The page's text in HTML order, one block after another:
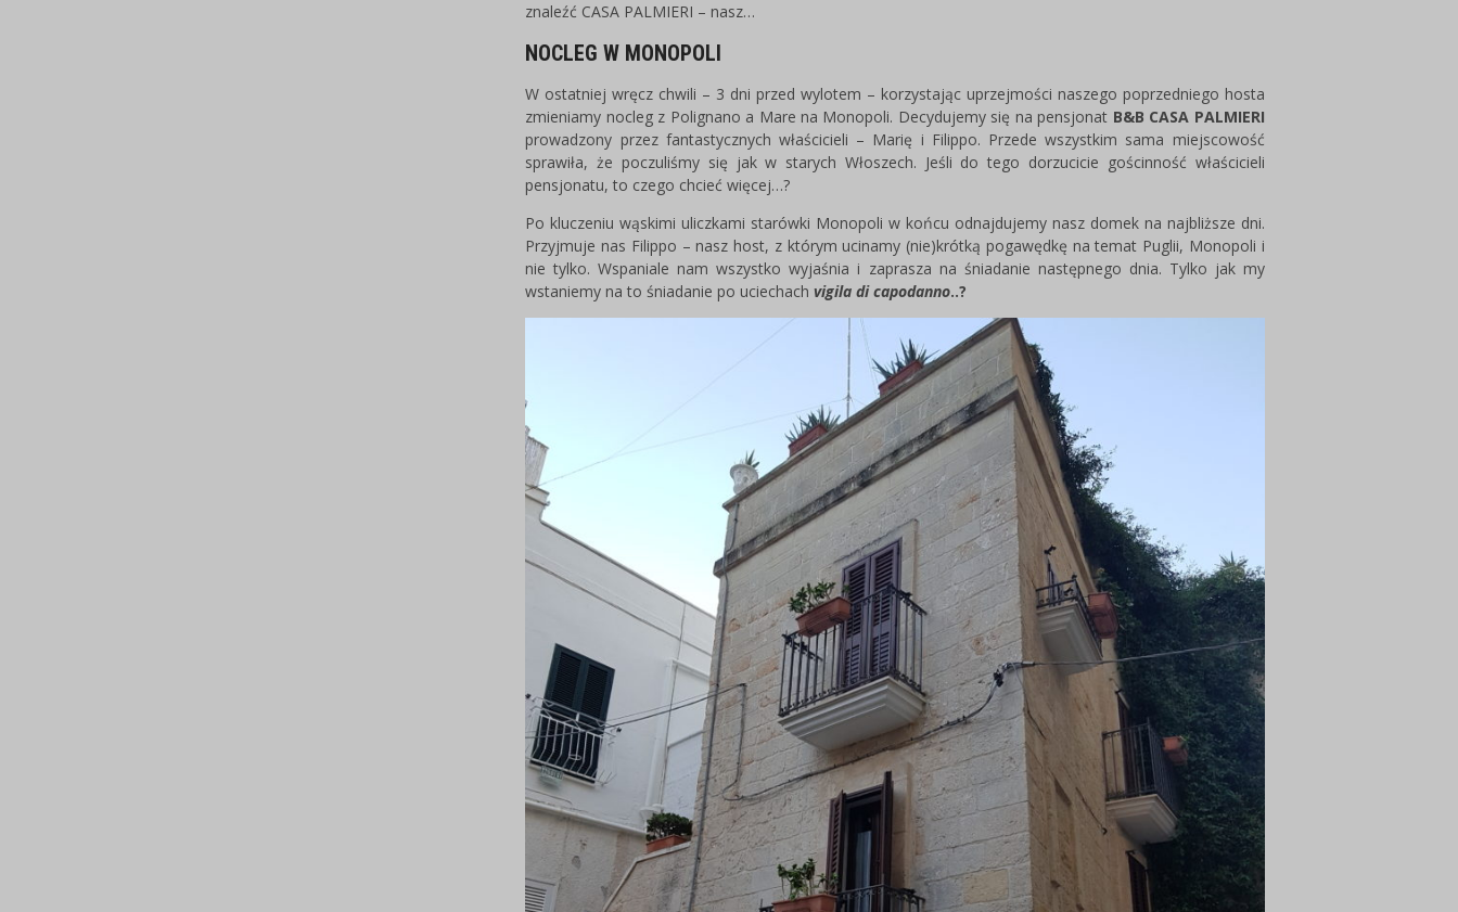
znaleźć CASA PALMIERI – nasz…
NOCLEG W MONOPOLI
W ostatniej wręcz chwili – 3 dni przed wylotem – korzystając uprzejmości naszego poprzedniego hosta
zmieniamy nocleg z Polignano a Mare na Monopoli. Decydujemy się na pensjonat B&B CASA PALMIERI
prowadzony przez fantastycznych właścicieli – Marię i Filippo. Przede wszystkim sama miejscowość
sprawiła, że poczuliśmy się jak w starych Włoszech. Jeśli do tego dorzucicie gościnność właścicieli
pensjonatu, to czego chcieć więcej…?
Po kluczeniu wąskimi uliczkami starówki Monopoli w końcu odnajdujemy nasz domek na najbliższe dni.
Przyjmuje nas Filippo – nasz host, z którym ucinamy (nie)krótką pogawędkę na temat Puglii, Monopoli i
nie tylko. Wspaniale nam wszystko wyjaśnia i zaprasza na śniadanie następnego dnia. Tylko jak my
wstaniemy na to śniadanie po uciechachvigila di capodanno..?